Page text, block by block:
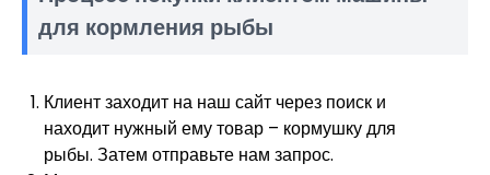
для кормления рыбы
Клиент заходит на наш сайт через поиск и
находит нужный ему товар – кормушку для
рыбы. Затем отправьте нам запрос.